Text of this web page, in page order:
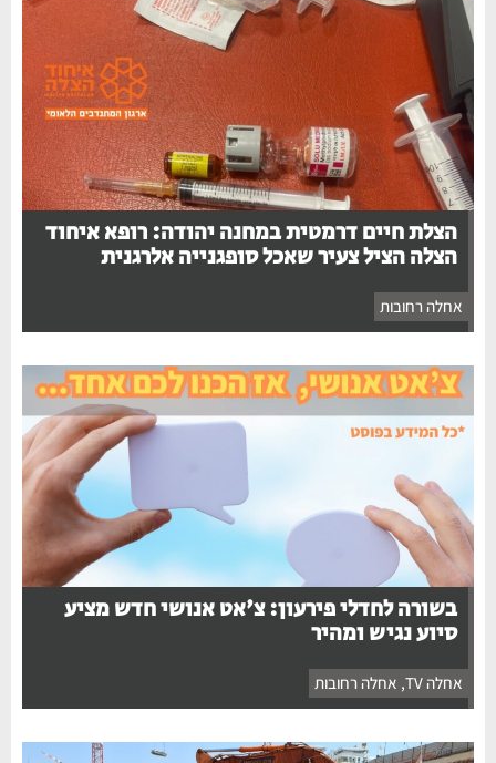
הצלת חיים דרמטית במחנה יהודה: רופא איחוד
הצלה הציל צעיר שאכל סופגנייה אלרגנית
אחלה רחובות
בשורה לחדלי פירעון: צ'אט אנושי חדש מציע
סיוע נגיש ומהיר
אחלה TV , אחלה רחובות